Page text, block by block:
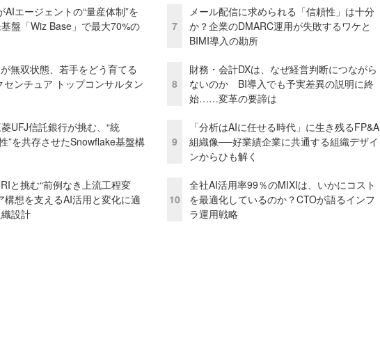
AIエージェントの“量産体制”を
盤「Wiz Base」で最大70%の
無双状態、若手をどう育てる
センチュア トップコンサルタン
UFJ信託銀行が挑む、“統
”を共存させたSnowflake基盤構
と挑む“前例なき上流工程変
想を支えるAI活用と変化に適
設計
7
メール配信に求められる「信頼性」は十分
か？企業のDMARC運用が失敗するワケと
BIMI導入の勘所
8
財務・会計DXは、なぜ経営判断につながら
ないのか BI導入でも予実差異の説明に終
始……変革の要諦は
9
「分析はAIに任せる時代」に生き残るFP&A
組織像──好業績企業に共通する組織デザイ
ンからひも解く
10
全社AI活用率99％のMIXIは、いかにコスト
を最適化しているのか？CTOが語るインフ
ラ運用戦略